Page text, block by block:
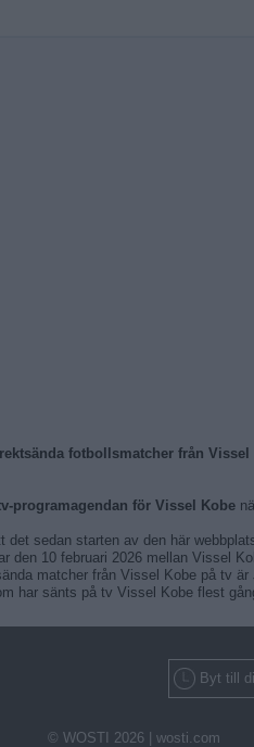
fotbollsmatcher från Vissel
programagendan för Vissel Kobe
det sedan starten av den här
den 10 februari 2026 mellan Vissel
matcher från Vissel Kobe på tv
har sänts på tv Vissel Kobe flest
Byt till
© WOSTI 2026 | wosti.com